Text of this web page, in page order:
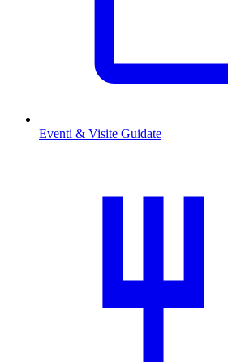
Eventi & Visite Guidate